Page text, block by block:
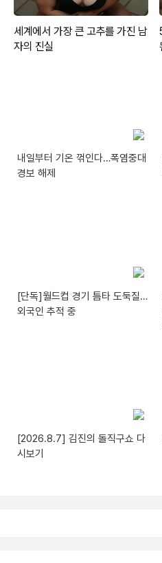
내일부터 기온 꺾인다…폭염중대
경보 해제
[단독]월드컵 경기 틈타 도둑질…
외국인 추적 중
[2026.8.7] 김진의 돌직구쇼 다
시보기